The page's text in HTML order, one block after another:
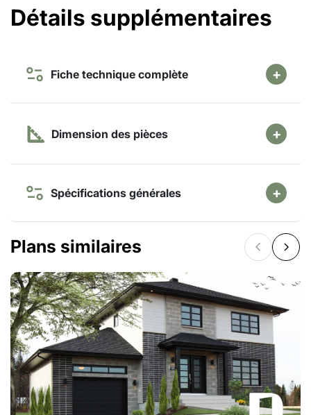
Détails supplémentaires
Fiche technique complète
Dimension des pièces
Spécifications générales
Plans similaires